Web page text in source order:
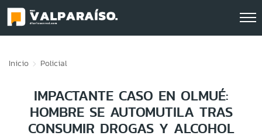
Inicio Policial
IMPACTANTE CASO EN OLMUÉ:
HOMBRE SE AUTOMUTILA TRAS
CONSUMIR DROGAS Y ALCOHOL